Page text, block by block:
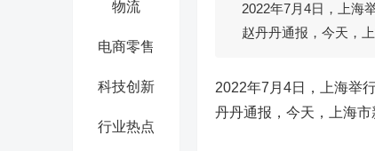
物流
电商零售
科技创新
行业热点
2022年7月4日，上海
赵丹丹通报，今天，
2022年7月4日，上海举
丹丹通报，今天，上海市